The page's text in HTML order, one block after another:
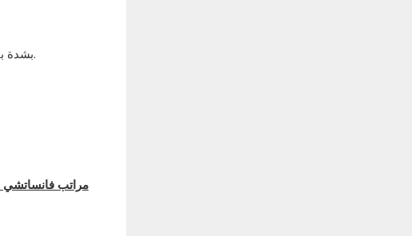
تلتزم شركة Fansace بشدة بتقليل بصمتها البيئية من خلال تدابير مثل عمليات التصنيع الموفرة للطاقة واستخدام التغليف الصديق للبيئة.
مراتب فانساتشي